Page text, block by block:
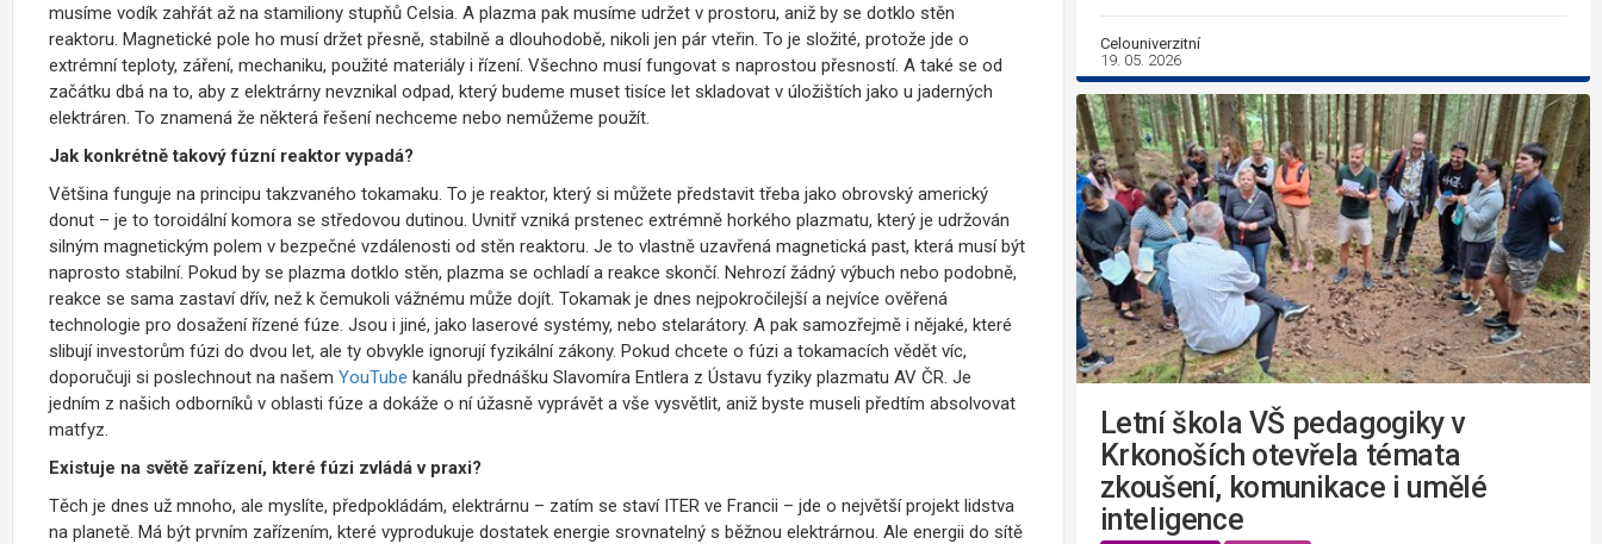
musíme vodík zahřát až na stamiliony stupňů Celsia. A plazma pak musíme udržet v prostoru, aniž by se dotklo stěn
reaktoru. Magnetické pole ho musí držet přesně, stabilně a dlouhodobě, nikoli jen pár vteřin. To je složité, protože jde o
extrémní teploty, záření, mechaniku, použité materiály i řízení. Všechno musí fungovat s naprostou přesností. A také se od
začátku dbá na to, aby z elektrárny nevznikal odpad, který budeme muset tisíce let skladovat v úložištích jako u jaderných
elektráren. To znamená že některá řešení nechceme nebo nemůžeme použít.
Jak konkrétně takový fúzní reaktor vypadá?
Většina funguje na principu takzvaného tokamaku. To je reaktor, který si můžete představit třeba jako obrovský americký
donut – je to toroidální komora se středovou dutinou. Uvnitř vzniká prstenec extrémně horkého plazmatu, který je udržován
silným magnetickým polem v bezpečné vzdálenosti od stěn reaktoru. Je to vlastně uzavřená magnetická past, která musí být
naprosto stabilní. Pokud by se plazma dotklo stěn, plazma se ochladí a reakce skončí. Nehrozí žádný výbuch nebo podobně,
reakce se sama zastaví dřív, než k čemukoli vážnému může dojít. Tokamak je dnes nejpokročilejší a nejvíce ověřená
technologie pro dosažení řízené fúze. Jsou i jiné, jako laserové systémy, nebo stelarátory. A pak samozřejmě i nějaké, které
slibují investorům fúzi do dvou let, ale ty obvykle ignorují fyzikální zákony. Pokud chcete o fúzi a tokamacích vědět víc,
doporučuji si poslechnout na našem YouTube kanálu přednášku Slavomíra Entlera z Ústavu fyziky plazmatu AV ČR. Je
jedním z našich odborníků v oblasti fúze a dokáže o ní úžasně vyprávět a vše vysvětlit, aniž byste museli předtím absolvovat
matfyz.
Existuje na světě zařízení, které fúzi zvládá v praxi?
Těch je dnes už mnoho, ale myslíte, předpokládám, elektrárnu – zatím se staví ITER ve Francii – jde o největší projekt lidstva
na planetě. Má být prvním zařízením, které vyprodukuje dostatek energie srovnatelný s běžnou elektrárnou. Ale energii do sítě
Celouniverzitní
19. 05. 2026
Letní škola VŠ pedagogiky v
Krkonoších otevřela témata
zkoušení, komunikace i umělé
inteligence